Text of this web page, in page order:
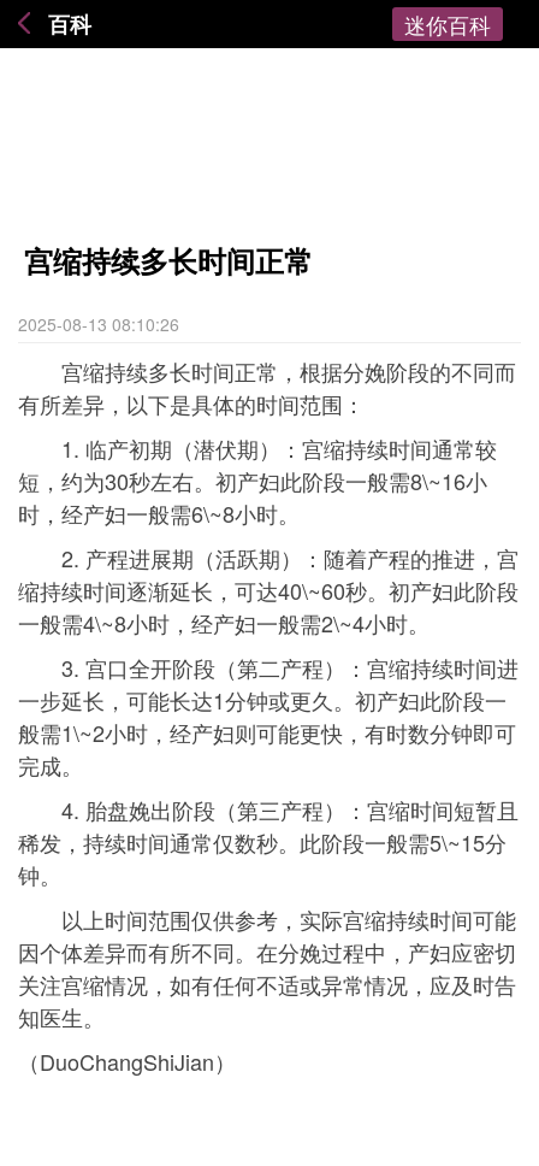
百科 迷你百科
宫缩持续多长时间正常
2025-08-13 08:10:26
宫缩持续多长时间正常，根据分娩阶段的不同而
有所差异，以下是具体的时间范围：
1. 临产初期（潜伏期）：宫缩持续时间通常较
短，约为30秒左右。初产妇此阶段一般需8\~16小
时，经产妇一般需6\~8小时。
2. 产程进展期（活跃期）：随着产程的推进，宫
缩持续时间逐渐延长，可达40\~60秒。初产妇此阶段
一般需4\~8小时，经产妇一般需2\~4小时。
3. 宫口全开阶段（第二产程）：宫缩持续时间进
一步延长，可能长达1分钟或更久。初产妇此阶段一
般需1\~2小时，经产妇则可能更快，有时数分钟即可
完成。
4. 胎盘娩出阶段（第三产程）：宫缩时间短暂且
稀发，持续时间通常仅数秒。此阶段一般需5\~15分
钟。
以上时间范围仅供参考，实际宫缩持续时间可能
因个体差异而有所不同。在分娩过程中，产妇应密切
关注宫缩情况，如有任何不适或异常情况，应及时告
知医生。
（DuoChangShiJian）